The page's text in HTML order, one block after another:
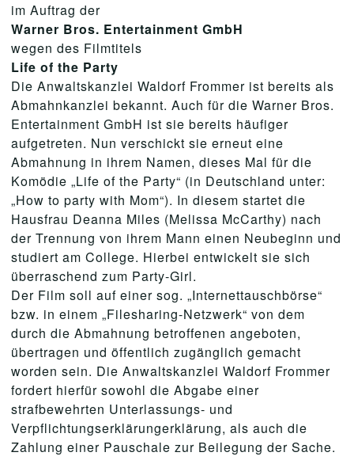
im Auftrag der
Warner Bros. Entertainment GmbH
wegen des Filmtitels
Life of the Party
Die Anwaltskanzlei Waldorf Frommer ist bereits als
Abmahnkanzlei bekannt. Auch für die Warner Bros.
Entertainment GmbH ist sie bereits häufiger
aufgetreten. Nun verschickt sie erneut eine
Abmahnung in ihrem Namen, dieses Mal für die
Komödie „Life of the Party“ (in Deutschland unter:
„How to party with Mom“). In diesem startet die
Hausfrau Deanna Miles (Melissa McCarthy) nach
der Trennung von ihrem Mann einen Neubeginn und
studiert am College. Hierbei entwickelt sie sich
überraschend zum Party-Girl.
Der Film soll auf einer sog. „Internettauschbörse“
bzw. in einem „Filesharing-Netzwerk“ von dem
durch die Abmahnung betroffenen angeboten,
übertragen und öffentlich zugänglich gemacht
worden sein. Die Anwaltskanzlei Waldorf Frommer
fordert hierfür sowohl die Abgabe einer
strafbewehrten Unterlassungs- und
Verpflichtungserklärungerklärung, als auch die
Zahlung einer Pauschale zur Beilegung der Sache.